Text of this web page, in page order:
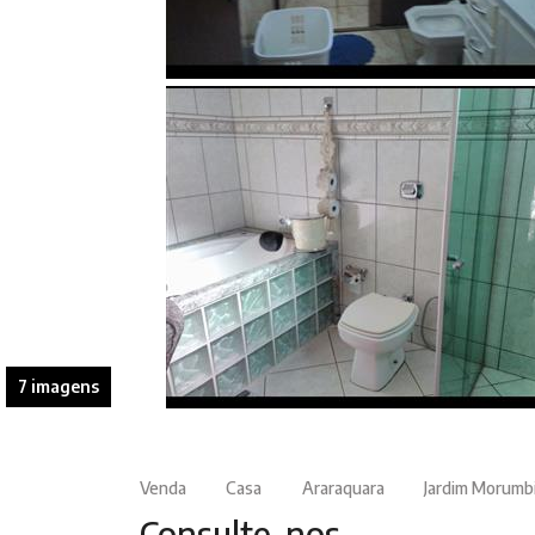
7 imagens
Venda Casa Araraquara Jardim